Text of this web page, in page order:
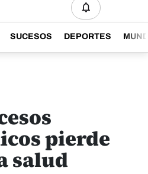
SUCESOS DEPORTES
pierde
salud